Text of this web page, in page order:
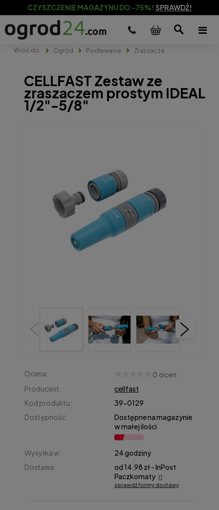
CZYSZCZENIE MAGAZYNU DO -75%! SPRAWDŹ!
Ogród Podlewanie Zraszacze
CELLFAST Zestaw ze
zraszaczem prostym IDEAL
1/2"-5/8"
Ocena: 0 ocen
Producent:
cellfast
Kod produktu:
39-0129
Dostępność:
Dostępne na magazynie
w małej ilości
Wysyłka w:
24 godziny
Dostawa:
od 14,98 zł- InPost
Paczkomaty
Cena nie zawiera ewentualnych kosztów płatności
sprawdź formy dostawy